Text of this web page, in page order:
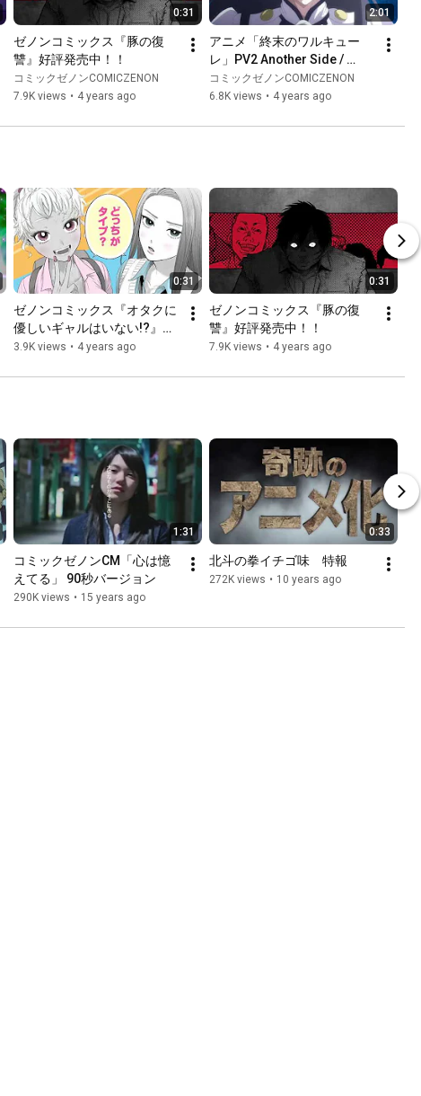
0:31
ゼノンコミックス『豚の復
讐』好評発売中！！
コミックゼノンCOMICZENON
7.9K views • 4 years ago
2:01
アニメ「終末のワルキュー
レ」PV2 Another Side /
Record of Ragnarok Official
Trailer 2 Another Side
コミックゼノンCOMICZENON
6.8K views • 4 years ago
0:31
ゼノンコミックス『オタクに
優しいギャルはいない!?』好
評発売中！！
3.9K views • 4 years ago
0:31
ゼノンコミックス『豚の復
讐』好評発売中！！
7.9K views • 4 years ago
1:31
コミックゼノンCM「心は憶
えてる」 90秒バージョン
290K views • 15 years ago
0:33
北斗の拳イチゴ味　特報
272K views • 10 years ago